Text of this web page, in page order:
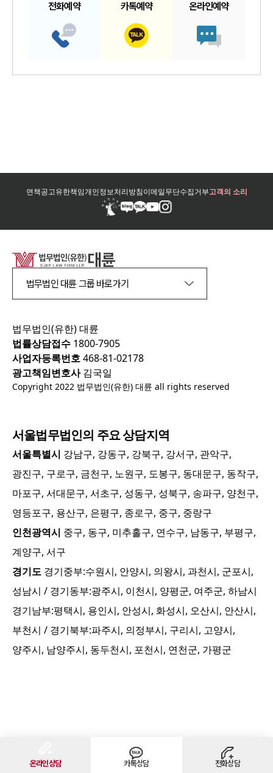
온라인상담 카톡상담 전화상담
전화예약 카톡예약 온라인예약
면책공고유한책임개인정보처리방침이메일무단수집거부고객의 소리
법무법인 대륜 그룹 바로가기
법무법인(유한) 대륜
법률상담접수 1800-7905
사업자등록번호468-81-02178
광고책임변호사김국일
Copyright 2022 법무법인(유한) 대륜 all rights reserved
서울법무법인의 주요 상담지역
서울특별시 강남구, 강동구, 강북구, 강서구, 관악구,
광진구, 구로구, 금천구, 노원구, 도봉구, 동대문구, 동작구,
마포구, 서대문구, 서초구, 성동구, 성북구, 송파구, 양천구,
영등포구, 용산구, 은평구, 종로구, 중구, 중랑구
인천광역시 중구, 동구, 미추홀구, 연수구, 남동구, 부평구,
계양구, 서구
경기도 경기중부:수원시, 안양시, 의왕시, 과천시, 군포시,
성남시 / 경기동부:광주시, 이천시, 양평군, 여주군, 하남시
경기남부:평택시, 용인시, 안성시, 화성시, 오산시, 안산시,
부천시 / 경기북부:파주시, 의정부시, 구리시, 고양시,
양주시, 남양주시, 동두천시, 포천시, 연천군, 가평군